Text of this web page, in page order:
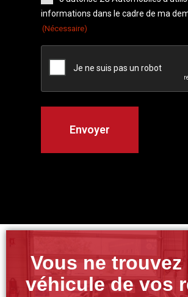
informations dans le cadre de ma
(Nécessaire)
Vous ne trouvez
véhicule de vos